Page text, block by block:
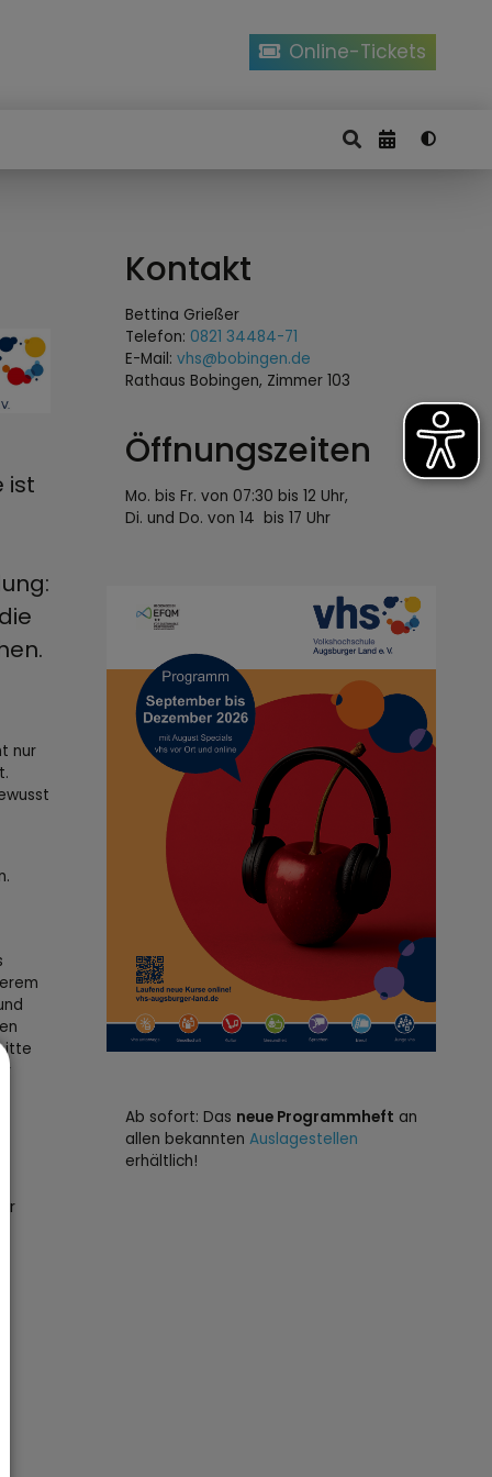
Online-Tickets
ist
nur
Kontakt
Bettina Grießer
Telefon: 0821 34484-71
E-Mail: vhs@bobingen.de
Rathaus Bobingen, Zimmer 103
Öffnungszeiten
Mo. bis Fr. von 07:30 bis 12 Uhr,
Di. und Do. von 14 bis 17 Uhr
Ab sofort: Das neue Programmheft an
allen bekannten Auslagestellen
erhältlich!